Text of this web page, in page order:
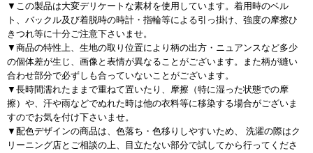
▼この製品は大変デリケートな素材を使用しています。着用時のベル
ト、バックル及び着脱時の時計・指輪等による引っ掛け、強度の摩擦ひ
きつれ等に十分ご注意下さいませ。
▼商品の特性上、生地の取り位置により柄の出方・ニュアンスなど多少
の個体差が生じ、画像と表情が異なることがございます。また柄が縫い
合わせ部分で必ずしも合っていないことがございます。
▼長時間濡れたままで重ねて置いたり、摩擦（特に湿った状態での摩
擦）や、汗や雨などでぬれた時は他の衣料等に移染する場合がございま
すのでお気を付け下さいませ。
▼配色デザインの商品は、色落ち・色移りしやすいため、 洗濯の際はク
リーニング店とご相談の上、目立たない部分で試してから行ってくださ